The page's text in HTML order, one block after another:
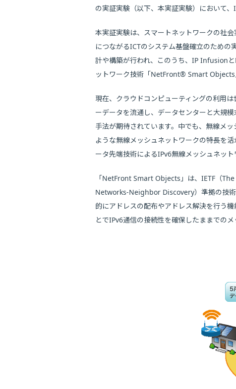
の実証実験（以下、本実証実験）において、
本実証実験は、スマートネットワークの社
につながるICTのシステム基盤確立のため
計や構築が行われ、このうち、IP Infusion
ットワーク技術「NetFront® Smart Objects
現在、クラウドコンピューティングの利用
ーデータを流通し、データセンターと大規
手法が期待されています。中でも、無線メ
ような無線メッシュネットワークの特長を
ータ先端技術によるIPv6無線メッシュネッ
「NetFront Smart Objects」は、IETF（
Networks-Neighbor Discovery）準拠の技術
的にアドレスの配布やアドレス解決を行う
とでIPv6通信の接続性を確保したままでの